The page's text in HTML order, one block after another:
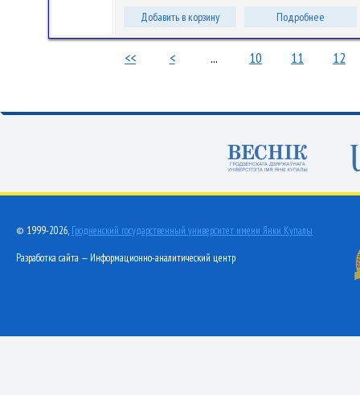
Добавить в корзину Подробнее
<< < ... 10 11 12
© 1999-2026, Гродненский государственный университет имени Янки Купалы
Разработка сайта — Информационно-аналитический центр